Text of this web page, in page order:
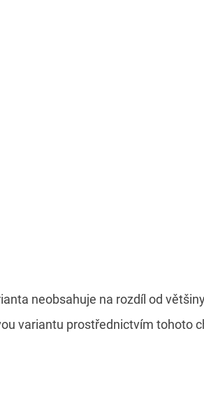
neobsahuje na rozdíl od
variantu prostřednictvím tohoto